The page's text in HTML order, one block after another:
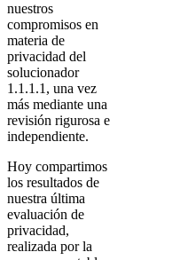
nuestros
compromisos en
materia de
privacidad del
solucionador
1.1.1.1, una vez
más mediante una
revisión rigurosa e
independiente.
Hoy compartimos
los resultados de
nuestra última
evaluación de
privacidad,
realizada por la